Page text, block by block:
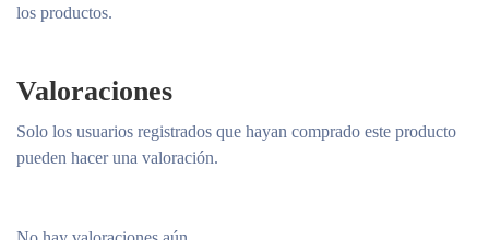
los productos.
Valoraciones
Solo los usuarios registrados que hayan comprado este producto
pueden hacer una valoración.